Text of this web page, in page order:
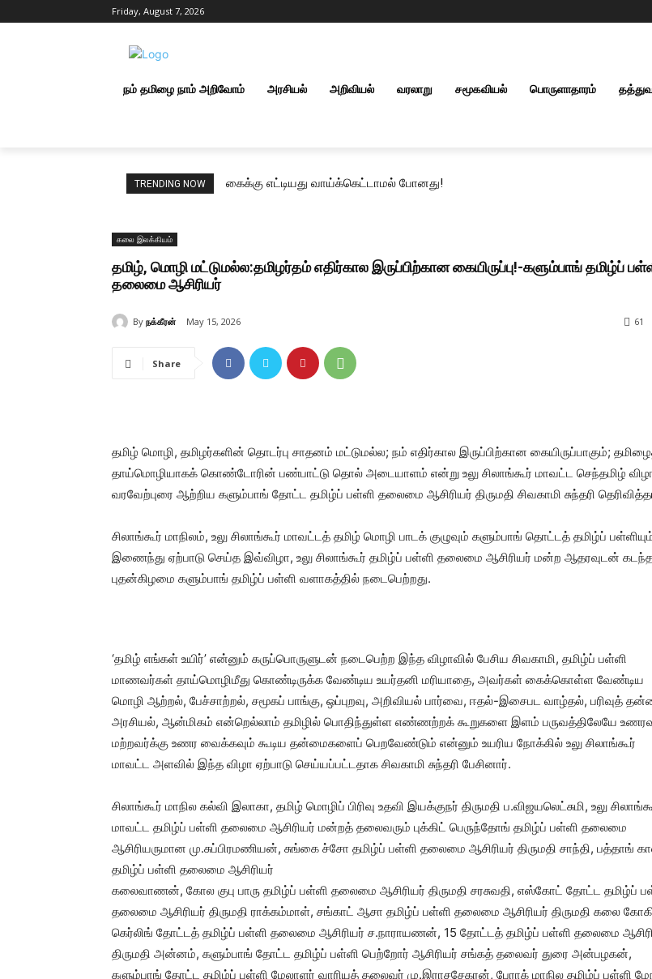
Friday, August 7, 2026
நம் தமிழை நாம் அறிவோம் அரசியல் அறிவியல் வரலாறு சமூகவியல் பொருளாதாரம்
TRENDING NOW கைக்கு எட்டியது வாய்க்கெட்டாமல் போனது!
கலை இலக்கியம்
தமிழ், மொழி மட்டுமல்ல:தமிழர்தம் எதிர்கால இருப்பிற்கான கையிருப்பு!-களும்பாங் தமிழ்ப்
தலைமை ஆசிரியர்
By நக்கீரன் May 15, 2026 61
Share
தமிழ் மொழி, தமிழர்களின் தொடர்பு சாதனம் மட்டுமல்ல; நம் எதிர்கால இருப்பிற்கான கையிருப்பாகும்;
தாய்மொழியாகக் கொண்டோரின் பண்பாட்டு தொல் அடையாளம் என்று உலு சிலாங்கூர் மாவட்ட செந்தமிழ்
வரவேற்புரை ஆற்றிய களும்பாங் தோட்ட தமிழ்ப் பள்ளி தலைமை ஆசிரியர் திருமதி சிவகாமி சுந்தரி
சிலாங்கூர் மாநிலம், உலு சிலாங்கூர் மாவட்டத் தமிழ் மொழி பாடக் குழுவும் களும்பாங் தொட்டத் தமிழ்ப்
இணைந்து ஏற்பாடு செய்த இவ்விழா, உலு சிலாங்கூர் தமிழ்ப் பள்ளி தலைமை ஆசிரியர் மன்ற ஆதரவுடன்
புதன்கிழமை களும்பாங் தமிழ்ப் பள்ளி வளாகத்தில் நடைபெற்றது.
‘தமிழ் எங்கள் உயிர்’ என்னும் கருப்பொருளுடன் நடைபெற்ற இந்த விழாவில் பேசிய சிவகாமி, தமிழ்ப் பள்ளி
மாணவர்கள் தாய்மொழிமீது கொண்டிருக்க வேண்டிய உயர்தனி மரியாதை, அவர்கள் கைக்கொள்ள வேண்டிய
மொழி ஆற்றல், பேச்சாற்றல், சமூகப் பாங்கு, ஒப்புறவு, அறிவியல் பார்வை, ஈதல்-இசைபட வாழ்தல், பரிவுத்
அரசியல், ஆன்மிகம் என்றெல்லாம் தமிழில் பொதிந்துள்ள எண்ணற்றக் கூறுகளை இளம் பருவத்திலேயே
மற்றவர்க்கு உணர வைக்கவும் கூடிய தன்மைகளைப் பெறவேண்டும் என்னும் உயரிய நோக்கில் உலு சிலாங்கூர்
மாவட்ட அளவில் இந்த விழா ஏற்பாடு செய்யப்பட்டதாக சிவகாமி சுந்தரி பேசினார்.
சிலாங்கூர் மாநில கல்வி இலாகா, தமிழ் மொழிப் பிரிவு உதவி இயக்குநர் திருமதி ப.விஜயலெட்சுமி, உலு
மாவட்ட தமிழ்ப் பள்ளி தலைமை ஆசிரியர் மன்றத் தலைவரும் புக்கிட் பெருந்தோங் தமிழ்ப் பள்ளி தலைமை
ஆசிரியருமான மு.சுப்பிரமணியன், சுங்கை ச்சோ தமிழ்ப் பள்ளி தலைமை ஆசிரியர் திருமதி சாந்தி, பத்தாங்
தமிழ்ப் பள்ளி தலைமை ஆசிரியர்
கலைவாணன், கோல குபு பாரு தமிழ்ப் பள்ளி தலைமை ஆசிரியர் திருமதி சரசுவதி, எஸ்கோட் தோட்ட தமிழ்ப்
தலைமை ஆசிரியர் திருமதி ராக்கம்மாள், சங்காட் ஆசா தமிழ்ப் பள்ளி தலைமை ஆசிரியர் திருமதி கலை
கெர்லிங் தோட்டத் தமிழ்ப் பள்ளி தலைமை ஆசிரியர் ச.நாராயணன், 15 தோட்டத் தமிழ்ப் பள்ளி தலைமை
திருமதி அன்னம், களும்பாங் தோட்ட தமிழ்ப் பள்ளி பெற்றோர் ஆசிரியர் சங்கத் தலைவர் துரை அன்பழகன்,
களும்பாங் தோட்ட தமிழ்ப் பள்ளி மேலாளர் வாரியத் தலைவர் மு.இராசசேகரன், பேராக் மாநில தமிழ்ப் பள்ளி